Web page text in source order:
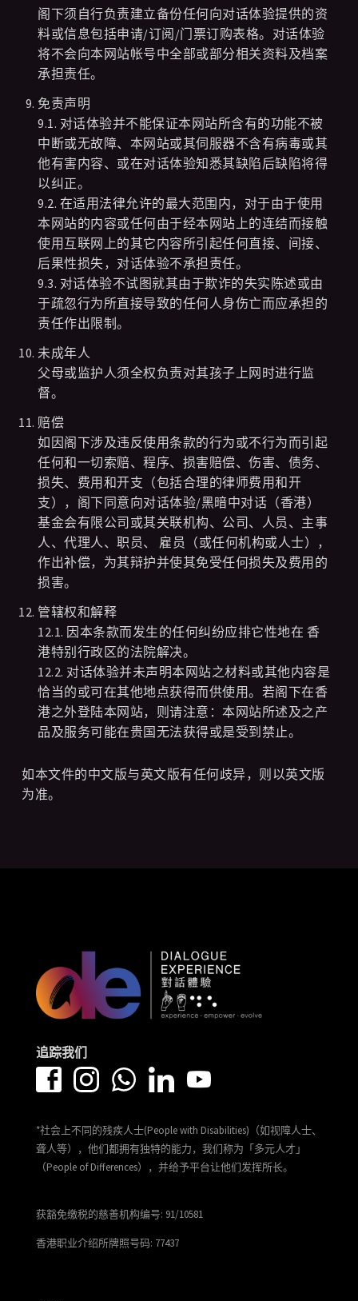
阁下须自行负责建立备份任何向对话体验提供的资
料或信息包括申请/订阅/门票订购表格。对话体验
将不会向本网站帐号中全部或部分相关资料及档案
承担责任。
免责声明
9.1. 对话体验并不能保证本网站所含有的功能不被
中断或无故障、本网站或其伺服器不含有病毒或其
他有害内容、或在对话体验知悉其缺陷后缺陷将得
以纠正。
9.2. 在适用法律允许的最大范围内，对于由于使用
本网站的内容或任何由于经本网站上的连结而接触
使用互联网上的其它内容所引起任何直接、间接、
后果性损失，对话体验不承担责任。
9.3. 对话体验不试图就其由于欺诈的失实陈述或由
于疏忽行为所直接导致的任何人身伤亡而应承担的
责任作出限制。
未成年人
父母或监护人须全权负责对其孩子上网时进行监
督。
赔偿
如因阁下涉及违反使用条款的行为或不行为而引起
任何和一切索赔、程序、损害赔偿、伤害、债务、
损失、费用和开支（包括合理的律师费用和开
支），阁下同意向对话体验/黑暗中对话（香港）
基金会有限公司或其关联机构、公司、人员、主事
人、代理人、职员、 雇员（或任何机构或人士），
作出补偿，为其辩护并使其免受任何损失及费用的
损害。
管辖权和解释
12.1. 因本条款而发生的任何纠纷应排它性地在 香
港特别行政区的法院解决。
12.2. 对话体验并未声明本网站之材料或其他内容是
恰当的或可在其他地点获得而供使用。若阁下在香
港之外登陆本网站，则请注意：本网站所述及之产
品及服务可能在贵国无法获得或是受到禁止。
如本文件的中文版与英文版有任何歧异，则以英文版
为准。
追踪我们
*社会上不同的残疾人士(People with Disabilities)（如视障人士、
聋人等），他们都拥有独特的能力，我们称为「多元人才」
（People of Differences），并给予平台让他们发挥所长。
获豁免缴税的慈善机构编号: 91/10581
香港职业介绍所牌照号码: 77437